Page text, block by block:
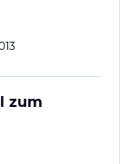
sein an der
zum